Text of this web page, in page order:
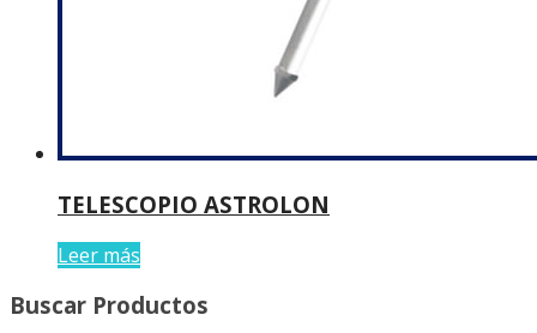
TELESCOPIO ASTROLON
Leer más
Buscar Productos